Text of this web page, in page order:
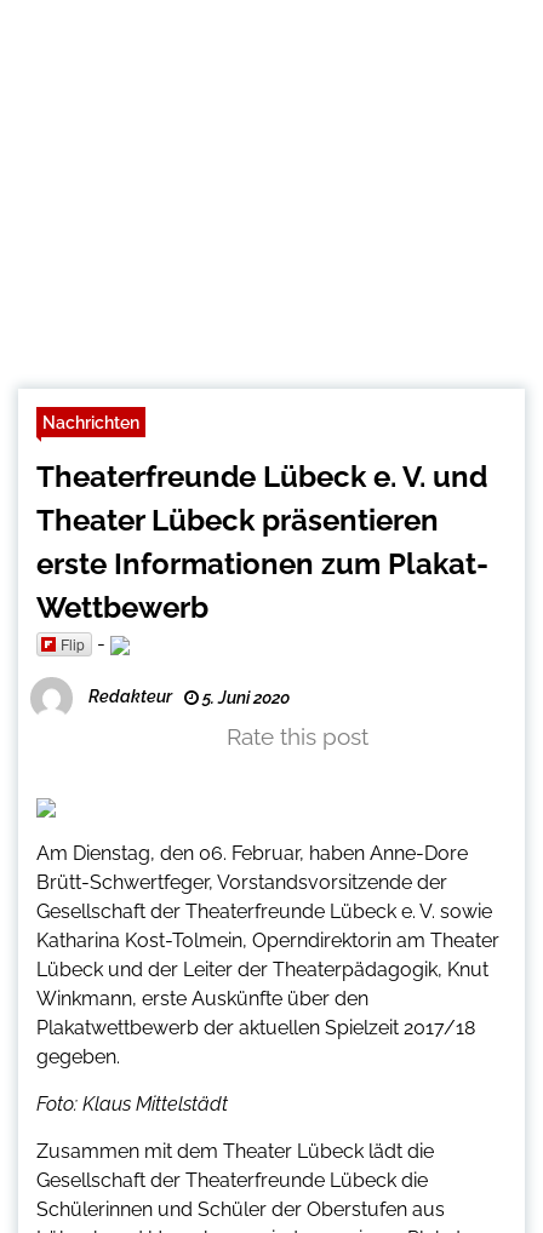
Nachrichten
Theaterfreunde Lübeck e. V. und
Theater Lübeck präsentieren
erste Informationen zum Plakat-
Wettbewerb
Flip -
Redakteur 5. Juni 2020
Rate this post
Am Dienstag, den 06. Februar, haben Anne-Dore
Brütt-Schwertfeger, Vorstandsvorsitzende der
Gesellschaft der Theaterfreunde Lübeck e. V. sowie
Katharina Kost-Tolmein, Operndirektorin am Theater
Lübeck und der Leiter der Theaterpädagogik, Knut
Winkmann, erste Auskünfte über den
Plakatwettbewerb der aktuellen Spielzeit 2017/18
gegeben.
Foto: Klaus Mittelstädt
Zusammen mit dem Theater Lübeck lädt die
Gesellschaft der Theaterfreunde Lübeck die
Schülerinnen und Schüler der Oberstufen aus